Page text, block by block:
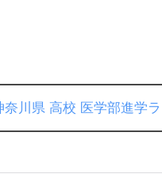
奈川県 高校 医学部進学